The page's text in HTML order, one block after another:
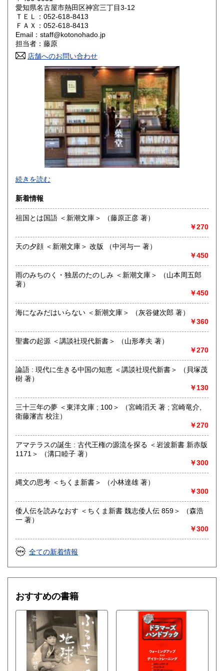
山口県 4,000円
香川県 4,000円
高知県 4,000円
4,000円 長崎県
4,000円 大分県
4,000円 鹿児島県
4,000円
愛知県名古屋市熱田区神宮三丁目3-12
ＴＥＬ：052-618-8413
ＦＡＸ：052-618-8413
Email：staff@kotonohado.jp
担当者：藤原
店舗へのお問い合わせ
【言ノ葉堂の3つのアピールポイント】
う）は、文芸・文学・人文社会科学の専門店です。私たちは
本を単なる商品ではなく、知の連鎖を担う「言葉の葉」と考
え、以下の3つの価値を大切にしています。
1. 知の系譜を次代へ繋ぐ「本棚の再現」
当店の最大の特徴は、「かつての持ち主が築き上げた知の文
けて収集された研究資料や蔵書には、一人の読書家の人生観
や思考の痕跡が刻まれています。私たちはそれらをバラバラ
に解体するのではなく、可能な限り「本棚の風景」を店内で
再現し、知の系譜を丸ごと次の読み手へと繋ぎます。この
「文脈の継承」こそが、多くの研究者や愛書家の方々から支
私たちは、流行に左右されない「時代を越えて読み継がれる
べき言葉」を厳選しています。
文芸・文学： 日本文学、海外文学、詩集、歌集、初版本、限
定本から、作家の全集、評論、エッセイまで。
人文・社会科学： 哲学、思想、歴史、宗教、社会学、芸術な
ど。 大学の研究室や、専門的な読書子のご要望に応える
**「厚みのある品揃え」**を追求しています。一点一点の価値
を正しく見極め、状態や資料的価値を詳細に記載してご紹介
しております。
3. 名古屋・熱田の歴史に根ざした「誠実な買取」
熱田神宮という古くからの文化の集積地において、地域の知
芸書」の買取**には自信があります。単なる市場価格だけで
なく、その本が持つ背景やコレクションとしての価値を誠実
重点買取： 哲学書、歴史資料、文学全集、研究会誌、絶版と
なった稀少本など。
沿線名：名古屋鉄道本線
最寄駅：神宮前駅
営業時間：現在、不定期営業とさせていただいております。
最新の営業日につきましては、ホームページにて随時更新し
ております。ご確認の上、足をお運びいただければ幸いで
す。皆様のお越しを心よりお待ちしております。
定休日：-
続きを読む
新着情報
祖国とは国語 ＜新潮文庫＞ （藤原正彦 著）
￥270
天の夕顔 ＜新潮文庫＞ 改版 （中河与一 著）
￥450
雨のみちのく・独居のたのしみ ＜新潮文庫＞ （山本周五郎
著）
￥450
海になみだはいらない ＜新潮文庫＞ （灰谷健次郎 著）
￥360
聖書の起源 ＜講談社現代新書＞ （山形孝夫 著）
￥270
論語 : 現代に生きる中国の知恵 ＜講談社現代新書＞ （貝塚茂
樹 著）
￥130
三十三年の夢 ＜東洋文庫 ; 100＞ （宮崎滔天 著 ; 宮崎竜介,
衛藤瀋吉 校注）
￥270
アマテラスの誕生 : 古代王権の源流を探る ＜岩波新書 新赤版
1171＞ （溝口睦子 著）
￥300
縄文の思考 ＜ちくま新書＞ （小林達雄 著）
￥300
倭人伝を読みなおす ＜ちくま新書 魏志倭人伝 859＞ （森浩
一 著）
￥300
全ての新着情報
おすすめの書籍